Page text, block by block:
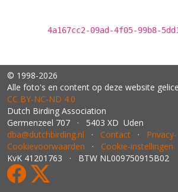
4a167cc2-09ad-4f05-99b8-
© 1998-2026
Alle foto's en content op deze website
CC BY‑NC‑ND 4.0
Dutch Birding Association
Germenzeel 707 · 5403 XD Uden
dba@dutchbirding.nl · Contact ·
Cookievoorwaarden · Cookie-instellingen
KvK 41201763 · BTW NL009750915B02